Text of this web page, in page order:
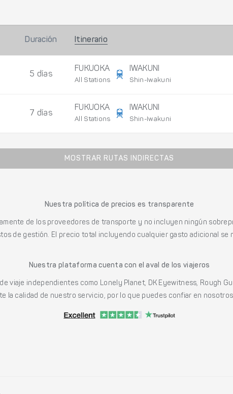
Duración Itinerario
5 días
FUKUOKA
All Stations
IWAKUNI
Shin-Iwakuni
7 días
FUKUOKA
All Stations
IWAKUNI
Shin-Iwakuni
MOSTRAR RUTAS INDIRECTAS
Nuestra política de precios es transparente
de los proveedores de transporte y no incluyen ningún
de gestión. El precio total incluyendo cualquier gasto adicional se
Nuestra plataforma cuenta con el aval de los viajeros
viaje independientes como Lonely Planet, DK Eyewitness, Rough
la calidad de nuestro servicio, por lo que puedes confiar en